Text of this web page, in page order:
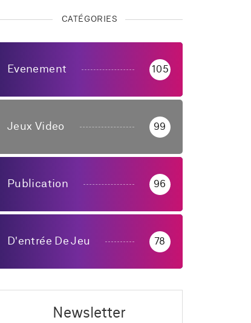
CATÉGORIES
Evenement 105
Jeux Video 99
Publication 96
D'entrée De Jeu 78
Newsletter